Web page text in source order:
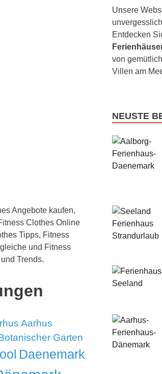
Angebote kaufen,
Clothes Online
Tipps, Fitness
und Fitness
Trends.
Aarhus
Garten
Daenemark
Unsere
Entdecken
von
Villen am
NEUSTE